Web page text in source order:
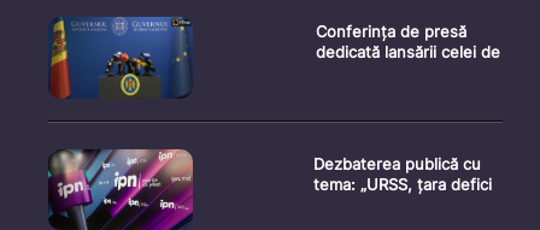
Conferința de presă
dedicată lansării celei de
Dezbaterea publică cu
tema: „URSS, țara defici